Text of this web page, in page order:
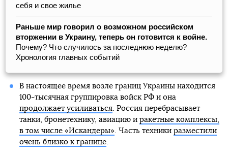
себя и свое жилье
Раньше мир говорил о возможном российском
вторжении в Украину, теперь он готовится к войне.
Почему? Что случилось за последнюю неделю?
Хронология главных событий
В настоящее время возле границ Украины находится
100-тысячная группировка войск РФ и она
продолжает усиливаться. Россия перебрасывает
танки, бронетехнику, авиацию и ракетные комплексы,
в том числе «Искандеры». Часть техники разместили
очень близко к границе.